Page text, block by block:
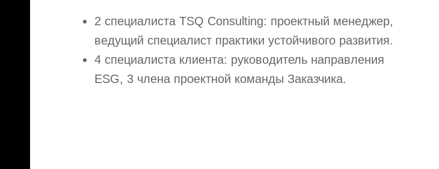
с персоналом. Еженедельное письмо о важном,
Даю согласие на обработку персональных
2 специалиста TSQ Consulting: проектный менеджер,
ведущий специалист практики устойчивого развития.
4 специалиста клиента: руководитель направления
ESG, 3 члена проектной команды Заказчика.